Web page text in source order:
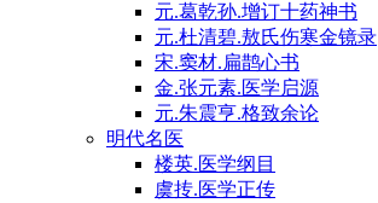
元.葛乾孙.增订十药神书
元.杜清碧.敖氏伤寒金镜录
宋.窦材.扁鹊心书
金.张元素.医学启源
元.朱震亨.格致余论
明代名医
楼英.医学纲目
虞抟.医学正传